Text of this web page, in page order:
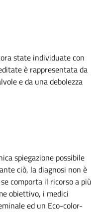
state individuate con
è rappresentata da
e da una debolezza
spiegazione possibile
ciò, la diagnosi non è
comporta il ricorso a più
obiettivo, i medici
ed un Eco-color-